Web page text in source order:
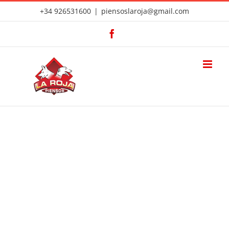
+34 926531600 | piensoslaroja@gmail.com